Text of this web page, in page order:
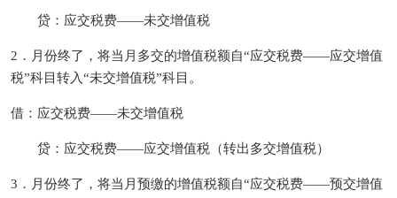
贷：应交税费——未交增值税
2．月份终了，将当月多交的增值税额自“应交税费——应交增值
税”科目转入“未交增值税”科目。
借：应交税费——未交增值税
贷：应交税费——应交增值税（转出多交增值税）
3．月份终了，将当月预缴的增值税额自“应交税费——预交增值